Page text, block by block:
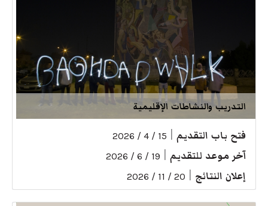
التدريب والنشاطات الإقليمية
فتح باب التقديم 15 / 4 / 2026
آخر موعد للتقديم 19 / 6 / 2026
إعلان النتائج 20 / 11 / 2026